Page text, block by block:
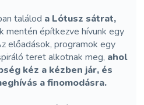
találod a Lótusz sátrat,
mentén építkezve hívunk egy
előadások, programok egy
teret alkotnak meg, ahol
kéz a kézben jár, és
a finomodásra.